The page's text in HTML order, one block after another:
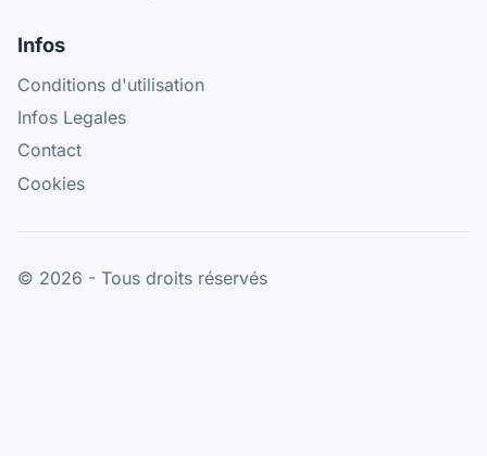
Infos
Conditions d'utilisation
Infos Legales
Contact
Cookies
© 2026 - Tous droits réservés